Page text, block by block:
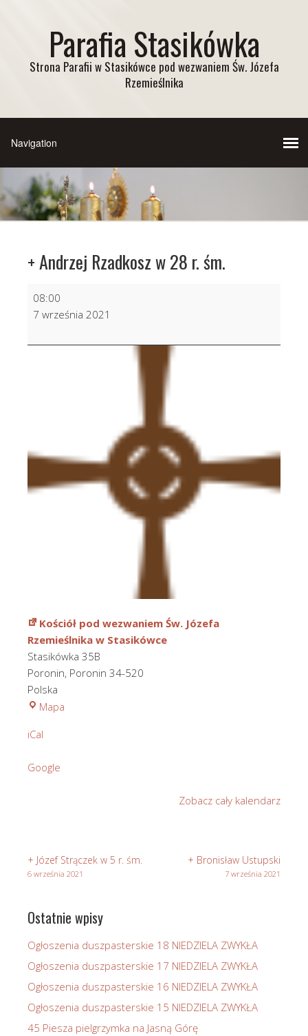
Parafia Stasikówka
Strona Parafii w Stasikówce pod wezwaniem Św. Józefa
Rzemieślnika
+ Andrzej Rzadkosz w 28 r. śm.
Andrzej
08:00
7 września 2021
Kościół pod wezwaniem Św. Józefa
Rzemieślnika w Stasikówce
Stasikówka 35B
Poronin, Poronin 34-520
Polska
Mapa
iCal
Google
Zobacz cały kalendarz
+ Józef Strączek w 5 r. śm.
6 września 2021
+ Bronisław Ustupski
7 września 2021
Ostatnie wpisy
Ogłoszenia duszpasterskie 18 NIEDZIELA ZWYKŁA
Ogłoszenia duszpasterskie 17 NIEDZIELA ZWYKŁA
Ogłoszenia duszpasterskie 16 NIEDZIELA ZWYKŁA
Ogłoszenia duszpasterskie 15 NIEDZIELA ZWYKŁA
45 Piesza pielgrzymka na Jasną Górę